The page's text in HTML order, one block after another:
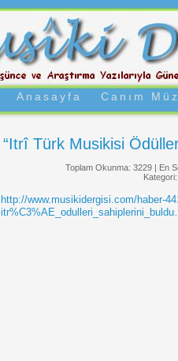
Anasayfa Canım
“Itrî Türk Musikisi
Toplam Okunma: 3229 | En
Kategori:
http://www.musikidergisi.com/haber-